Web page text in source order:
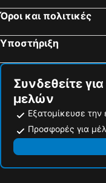
Όροι και πολιτικές
Υποστήριξη
Συνδεθείτε
μελών
Εξατομίκευσε την
Προσφορές για